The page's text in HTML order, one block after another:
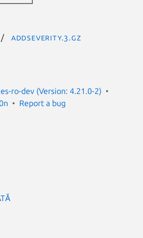
addseverity.3.gz
ro-dev (Version: 4.21.0-2)
Report a bug